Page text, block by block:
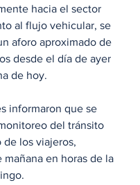
hacia el sector
al flujo vehicular, se
aforo aproximado de
desde el día de ayer
de hoy.
informaron que se
del tránsito
de los viajeros,
en horas de la